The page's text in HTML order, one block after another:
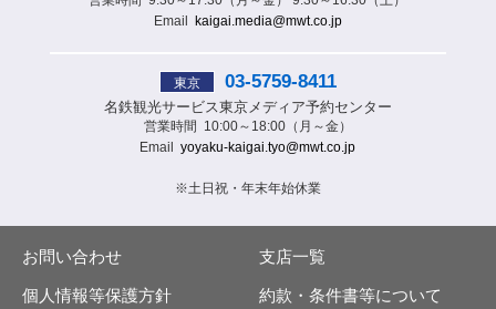
Email
kaigai.media@mwt.co.jp
東京 03-5759-8411
名鉄観光サービス東京メディア予約センター
営業時間 10:00～18:00（月～金）
Email yoyaku-kaigai.tyo@mwt.co.jp
※土日祝・年末年始休業
お問い合わせ 支店一覧
個人情報等保護方針 約款・条件書等について